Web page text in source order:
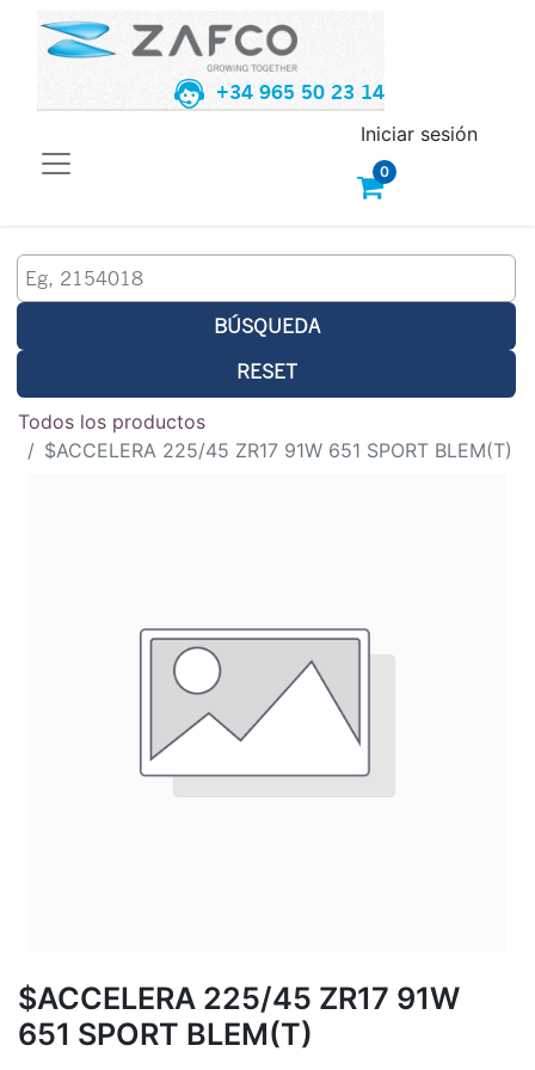
+34 965 50 23 14
0
Iniciar sesión
BÚSQUEDA
RESET
Todos los productos
$ACCELERA 225/45 ZR17 91W 651 SPORT BLEM(T)
$ACCELERA 225/45 ZR17 91W
651 SPORT BLEM(T)